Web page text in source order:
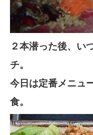
２本潜った後、い
チ。
今日は定番メニュ
食。